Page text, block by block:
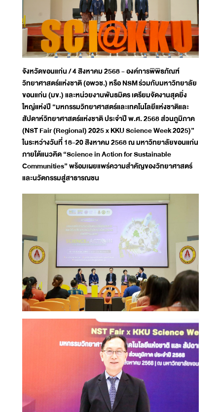
จังหวัดขอนแก่น / 4 สิงหาคม 2568 - องค์การพิพิธภัณฑ์
วิทยาศาสตร์แห่งชาติ (อพวช.) หรือ NSM ร่วมกับมหาวิทยาลัย
ขอนแก่น (มข.) และหน่วยงานพันธมิตร เตรียมจัดงานสุดยิ่ง
ใหญ่แห่งปี “มหกรรมวิทยาศาสตร์และเทคโนโลยีแห่งชาติและ
สัปดาห์วิทยาศาสตร์แห่งชาติ ประจำปี พ.ศ. 2568 ส่วนภูมิภาค
(NST Fair (Regional) 2025 x KKU Science Week 2025)”
ในระหว่างวันที่ 18-20 สิงหาคม 2568 ณ มหาวิทยาลัยขอนแก่น
ภายใต้แนวคิด “Science in Action for Sustainable
Communities” พร้อมเผยแพร่ความสำคัญของวิทยาศาสตร์
และนวัตกรรมสู่สาธารณชน